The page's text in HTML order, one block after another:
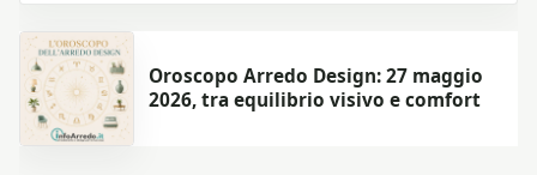
Oroscopo Arredo Design: 27 maggio
2026, tra equilibrio visivo e comfort